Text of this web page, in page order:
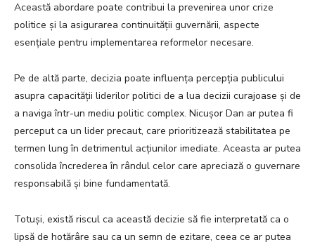
Această abordare poate contribui la prevenirea unor crize
politice și la asigurarea continuității guvernării, aspecte
esențiale pentru implementarea reformelor necesare.
Pe de altă parte, decizia poate influența percepția publicului
asupra capacității liderilor politici de a lua decizii curajoase și de
a naviga într-un mediu politic complex. Nicușor Dan ar putea fi
perceput ca un lider precaut, care prioritizează stabilitatea pe
termen lung în detrimentul acțiunilor imediate. Aceasta ar putea
consolida încrederea în rândul celor care apreciază o guvernare
responsabilă și bine fundamentată.
Totuși, există riscul ca această decizie să fie interpretată ca o
lipsă de hotărâre sau ca un semn de ezitare, ceea ce ar putea